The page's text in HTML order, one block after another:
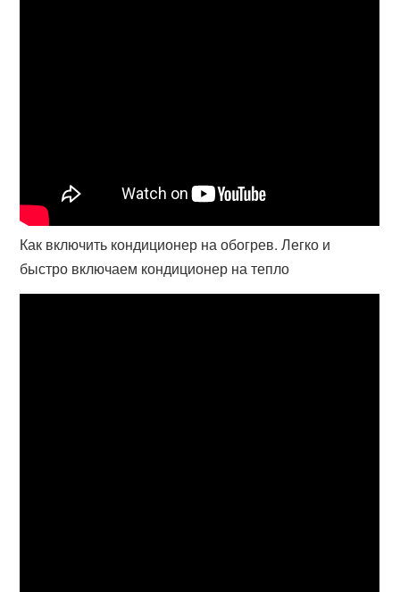
Как включить кондиционер на обогрев. Легко и
быстро включаем кондиционер на тепло